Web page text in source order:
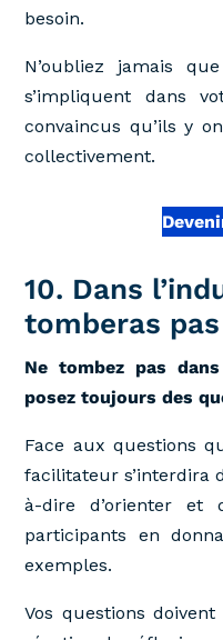
besoin.
N’oubliez jamais
s’impliquent dans
convaincus qu’ils y
collectivement.
10. Dans
tomberas pas
Ne tombez pas
posez toujours des
Face aux questions
facilitateur s’interdira
à-dire d’orienter et
participants en
exemples.
Vos questions